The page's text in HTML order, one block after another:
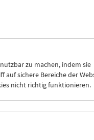
zu machen, indem sie
sichere Bereiche der
nicht richtig funktionieren.